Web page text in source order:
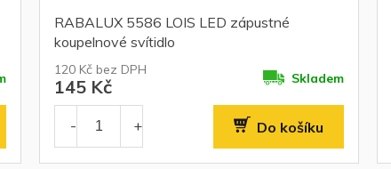
RABALUX 5586 LOIS LED zápustné
koupelnové svítidlo
120 Kč bez DPH
145 Kč Skladem
Do košíku